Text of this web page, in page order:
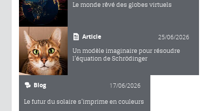
Le monde rêvé des globes virtuels
Article 25/06/2026
Un modèle imaginaire pour résoudre
l’équation de Schrödinger
Blog 17/06/2026
Le futur du solaire s’imprime en couleurs